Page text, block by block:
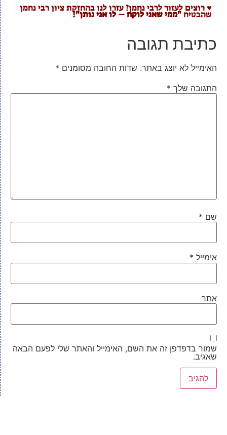
♥ רוצים לעזור לרבי נחמן? עזרו לנו בהחזקת ציון רבי נחמן
שהבטיח"ממי שאני לוקח – לו אני נותן"!
כתיבת תגובה
האימייל לא יוצג באתר. שדות החובה מסומנים *
התגובה שלך *
שם *
אימייל *
אתר
שמור בדפדפן זה את השם, האימייל והאתר שלי לפעם הבאה
שאגיב.